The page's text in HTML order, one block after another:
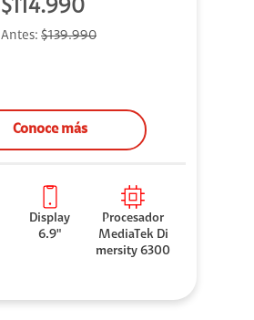
$114.990
Antes: $139.990
Conoce más
Display
6.9"
Procesador
MediaTek Di
mersity 6300